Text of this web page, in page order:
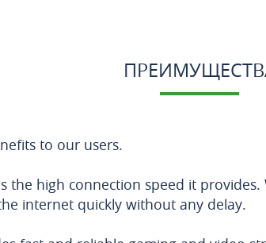
to our users.
the high connection speed it provides.
internet quickly without any delay.